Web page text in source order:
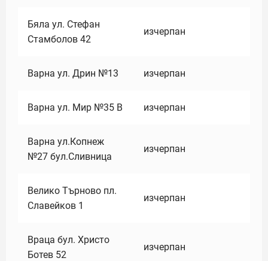
Бяла ул. Стефан
Стамболов 42
изчерпан
Варна ул. Дрин №13 изчерпан
Варна ул. Мир №35 В изчерпан
Варна ул.Копнеж
№27 бул.Сливница
изчерпан
Велико Търново пл.
Славейков 1
изчерпан
Враца бул. Христо
Ботев 52
изчерпан